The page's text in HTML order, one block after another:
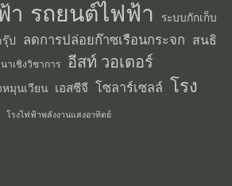
า รถยนต์ไฟฟ้า
ระบบกักเก็บ
รุ๊ป ลดการปล่อยก๊าซเรือนกระจก สนธิ
าเชิงวิชาการ อีสท์ วอเตอร์
หมุนเวียน เอสซีจี โซลาร์เซลล์ โรง
โรงไฟฟ้าพลังงานแสงอาทิตย์